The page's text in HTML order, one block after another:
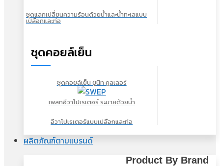
ชุดแลกเปลี่ยนความร้อนด้วยน้ำและน้ำทะเลแบบ
เปลือกและท่อ
ชุดคอยล์เย็น
ชุดคอยล์เย็น ยูนิท คูลเลอร์
เพลทอีวาโปเรเตอร์ ระบายด้วยน้ำ
อีวาโปเรเตอร์แบบเปลือกและท่อ
ผลิตภัณฑ์ตามแบรนด์
Product By Brand